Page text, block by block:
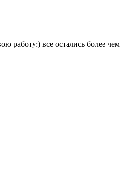
работу:) все остались более чем